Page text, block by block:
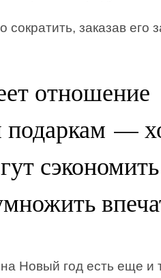
заказав его
отношение
подаркам —
Новый год есть еще и